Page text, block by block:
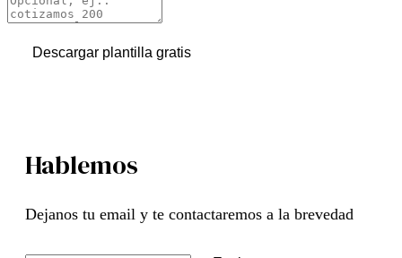
Descargar plantilla gratis
Hablemos
Dejanos tu email y te contactaremos a la brevedad